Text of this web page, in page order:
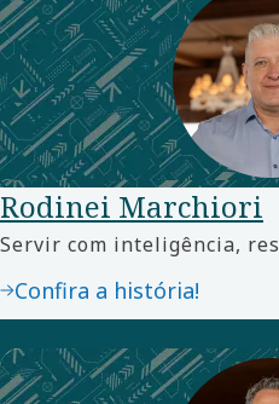
Servir com inteligência,
Rodinei Marchiori
Confira a história!